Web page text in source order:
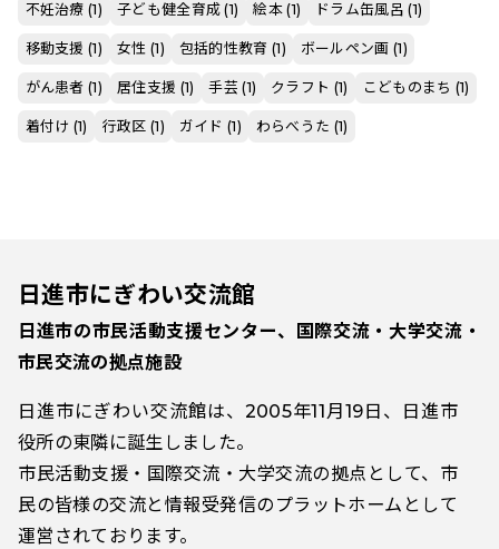
不妊治療 (1) 子ども健全育成 (1) 絵本 (1) ドラム缶風呂 (1)
移動支援 (1) 女性 (1) 包括的性教育 (1) ボールペン画 (1)
がん患者 (1) 居住支援 (1) 手芸 (1) クラフト (1) こどものまち (1)
着付け (1) 行政区 (1) ガイド (1) わらべうた (1)
日進市にぎわい交流館
日進市の市民活動支援センター、国際交流・大学交流・
市民交流の拠点施設
日進市にぎわい交流館は、2005年11月19日、日進市
役所の東隣に誕生しました。
市民活動支援・国際交流・大学交流の拠点として、市
民の皆様の交流と情報受発信のプラットホームとして
運営されております。